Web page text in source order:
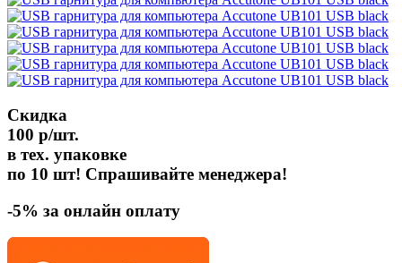
Скидка
100 р/шт.
в тех. упаковке
по 10 шт! Спрашивайте менеджера!
-5% за онлайн оплату